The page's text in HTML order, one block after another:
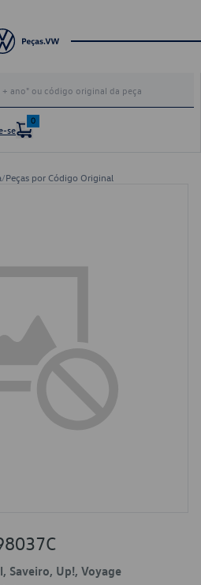
se
0
/Peças por Código Original
Saveiro, Up!, Voyage